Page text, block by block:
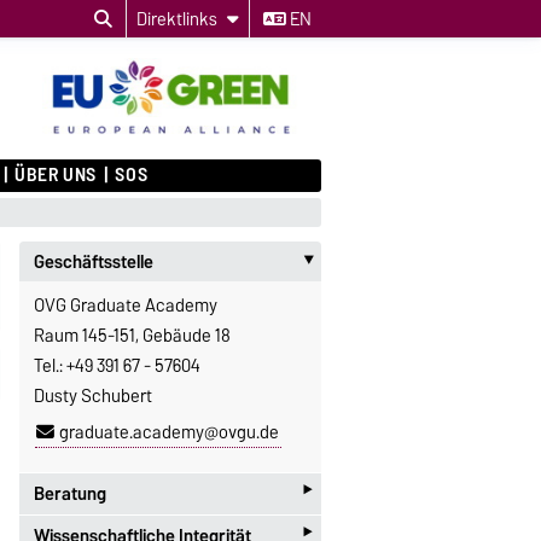
Direktlinks EN
ÜBER UNS SOS
Beratung ‣
Geschäftsstelle ‣
OVG Graduate Academy
Raum 145-151, Gebäude 18
Tel.: +49 391 67 - 57604
Dusty Schubert
graduate.academy@ovgu.de